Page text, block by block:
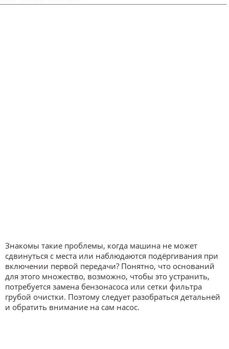
Знакомы такие проблемы, когда машина не может
сдвинуться с места или наблюдаются подёргивания при
включении первой передачи? Понятно, что оснований
для этого множество, возможно, чтобы это устранить,
потребуется замена бензонасоса или сетки фильтра
грубой очистки. Поэтому следует разобраться детальней
и обратить внимание на сам насос.